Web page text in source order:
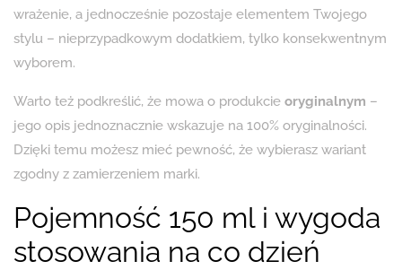
wrażenie, a jednocześnie pozostaje elementem Twojego
stylu – nieprzypadkowym dodatkiem, tylko konsekwentnym
wyborem.
Warto też podkreślić, że mowa o produkcie oryginalnym –
jego opis jednoznacznie wskazuje na 100% oryginalności.
Dzięki temu możesz mieć pewność, że wybierasz wariant
zgodny z zamierzeniem marki.
Pojemność 150 ml i wygoda
stosowania na co dzień